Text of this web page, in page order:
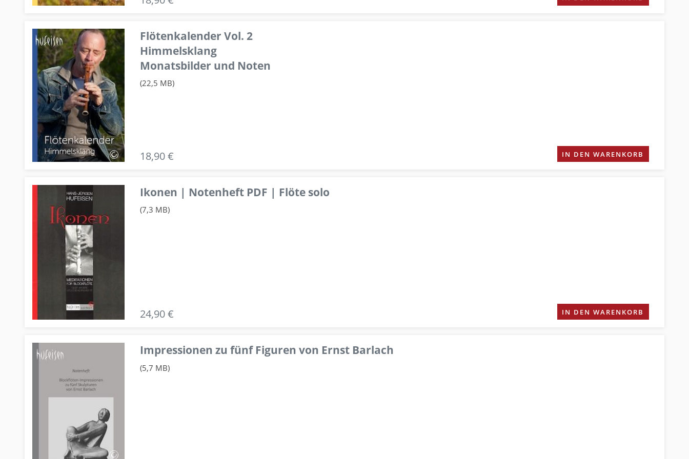
Flötenkalender Vol. 2
Himmelsklang
Monatsbilder und Noten
(22,5 MB)
18,90 € IN DEN WARENKORB
Ikonen | Notenheft PDF | Flöte solo
(7,3 MB)
24,90 € IN DEN WARENKORB
Impressionen zu fünf Figuren von Ernst Barlach
(5,7 MB)